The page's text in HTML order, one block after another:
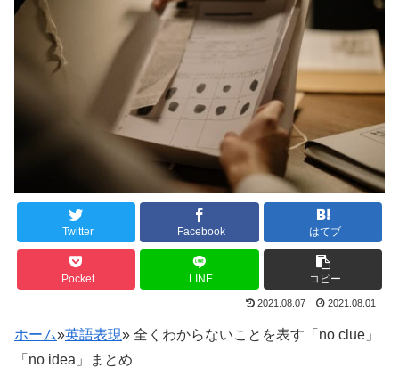
Twitter Facebook はてブ
Pocket LINE コピー
2021.08.07 2021.08.01
ホーム»英語表現» 全くわからないことを表す「no clue」
「no idea」まとめ